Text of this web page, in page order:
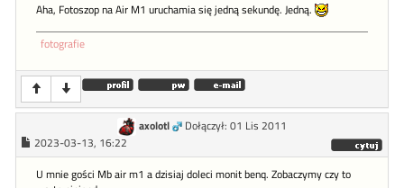
Aha, Fotoszop na Air M1 uruchamia się jedną sekundę. Jedną.
fotografie
axolotl
Dołączył: 01 Lis 2011
2023-03-13, 16:22
U mnie gości Mb air m1 a dzisiaj doleci monit benq. Zobaczymy czy to